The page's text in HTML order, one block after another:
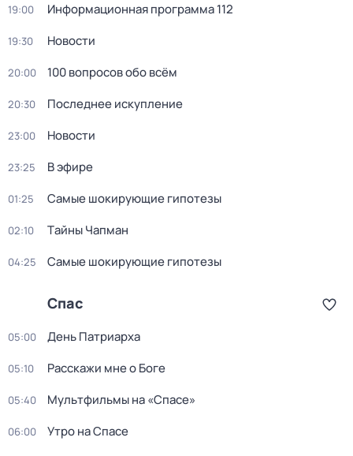
19:00 Информационная программа 112
19:30 Новости
20:00 100 вопросов обо всём
20:30 Последнее искупление
23:00 Новости
23:25 В эфире
01:25 Самые шoкиpующие гипотезы
02:10 Тaйны Чапман
04:25 Самые шoкиpующие гипотезы
Спас
05:00 День Патриарха
05:10 Расскажи мне о Боге
05:40 Мультфильмы на «Спасе»
06:00
Утро на Спасе